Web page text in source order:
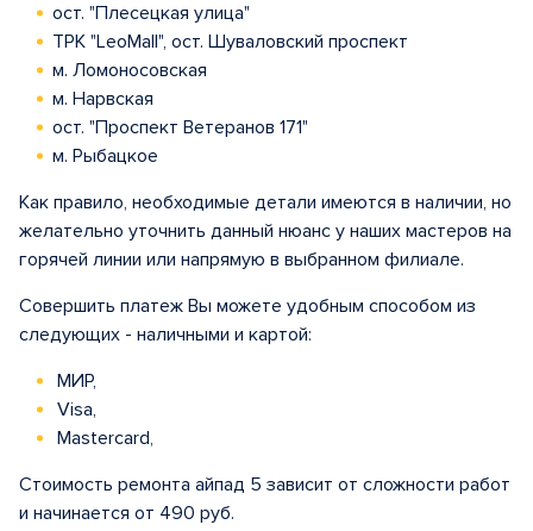
ост. "Плесецкая улица"
ТРК "LeoMall", ост. Шуваловский проспект
м. Ломоносовская
м. Нарвская
ост. "Проспект Ветеранов 171"
м. Рыбацкое
Как правило, необходимые детали имеются в наличии, но
желательно уточнить данный нюанс у наших мастеров на
горячей линии или напрямую в выбранном филиале.
Совершить платеж Вы можете удобным способом из
следующих - наличными и картой:
МИР,
Visa,
Mastercard,
Стоимость ремонта айпад 5 зависит от сложности работ
и начинается от 490 руб.